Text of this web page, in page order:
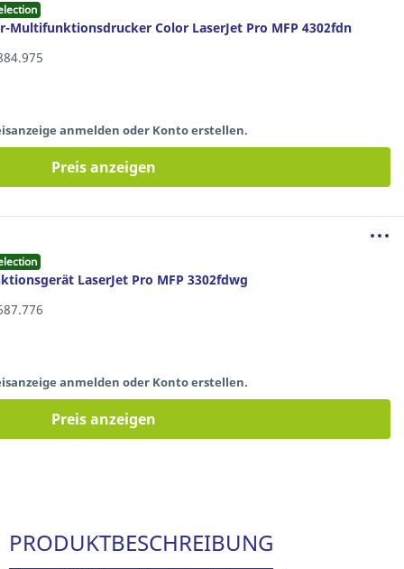
Multifunktionsdrucker Color LaserJet Pro MFP 4302fdn
anmelden oder Konto erstellen.
Preis anzeigen
LaserJet Pro MFP 3302fdwg
anmelden oder Konto erstellen.
Preis anzeigen
PRODUKTBESCHREIBUNG